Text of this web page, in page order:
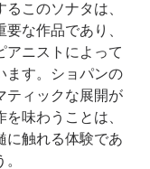
このソナタは、
な作品であり、
アニストによって
ます。ショパンの
ティックな展開が
味わうことは、
に触れる体験であ